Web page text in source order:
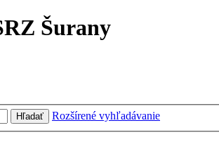
Šurany
Hľadať Rozšírené vyhľadávanie